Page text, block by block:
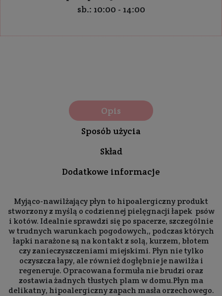
sb.: 10:00 - 14:00
Opis
Sposób użycia
Skład
Dodatkowe informacje
Myjąco-nawilżający płyn to hipoalergiczny produkt
stworzony z myślą o codziennej pielęgnacji łapek psów
i kotów. Idealnie sprawdzi się po spacerze, szczególnie
w trudnych warunkach pogodowych,, podczas których
łapki narażone są na kontakt z solą, kurzem, błotem
czy zanieczyszczeniami miejskimi. Płyn nie tylko
oczyszcza łapy, ale również dogłębnie je nawilża i
regeneruje. Opracowana formuła nie brudzi oraz
zostawia żadnych tłustych plam w domu.Płyn ma
delikatny, hipoalergiczny zapach masła orzechowego.